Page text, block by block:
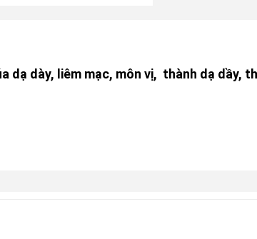
dạ dày, liêm mạc, môn vị, thành dạ dầy,